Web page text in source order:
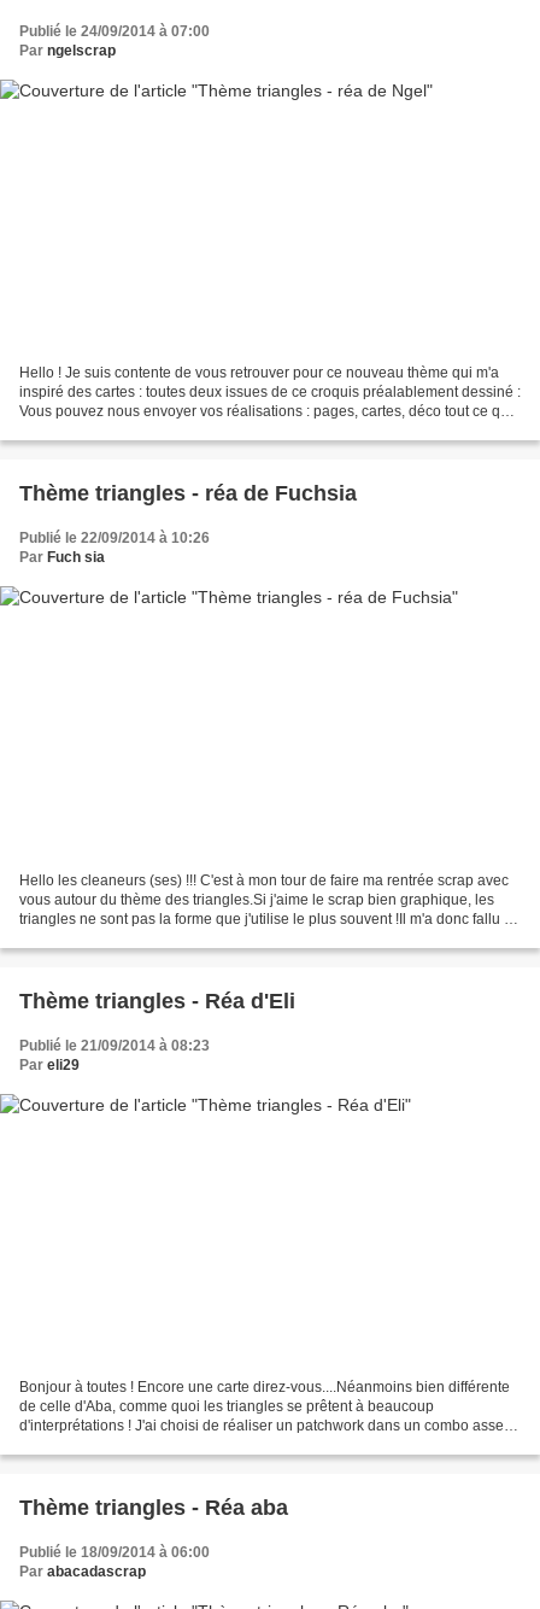
Publié le 24/09/2014 à 07:00
Par ngelscrap
Hello ! Je suis contente de vous retrouver pour ce nouveau thème qui m'a
inspiré des cartes : toutes deux issues de ce croquis préalablement dessiné :
Vous pouvez nous envoyer vos réalisations : pages, cartes, déco tout ce que
Thème triangles - réa de Fuchsia
Publié le 22/09/2014 à 10:26
Par Fuch sia
Hello les cleaneurs (ses) !!! C'est à mon tour de faire ma rentrée scrap avec
vous autour du thème des triangles.Si j'aime le scrap bien graphique, les
triangles ne sont pas la forme que j'utilise le plus souvent !Il m'a donc fallu un
Thème triangles - Réa d'Eli
Publié le 21/09/2014 à 08:23
Par eli29
Bonjour à toutes ! Encore une carte direz-vous....Néanmoins bien différente
de celle d'Aba, comme quoi les triangles se prêtent à beaucoup
d'interprétations ! J'ai choisi de réaliser un patchwork dans un combo assez
Thème triangles - Réa aba
Publié le 18/09/2014 à 06:00
Par abacadascrap